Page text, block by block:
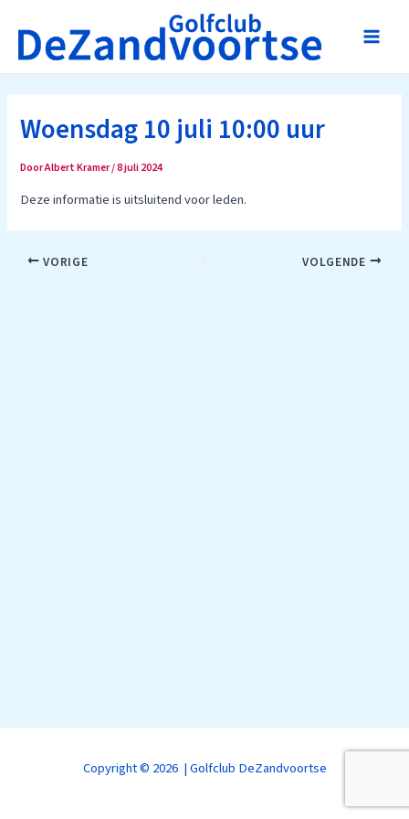
naar
inhoud
Main
Woensdag 10 juli 10:00 uur
DoorAlbert Kramer/8 juli 2024
Deze informatie is uitsluitend voor leden.
BerichtVORIGE VOLGENDE
Copyright © 2026 | Golfclub DeZandvoortse